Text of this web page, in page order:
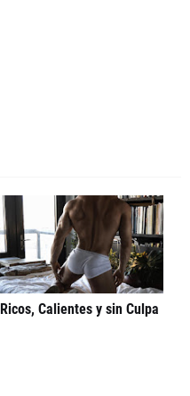
Ricos, Calientes y sin Culpa